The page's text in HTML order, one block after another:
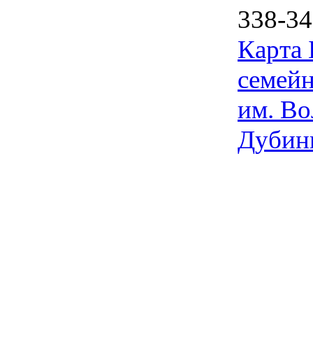
338-
Карта
им.